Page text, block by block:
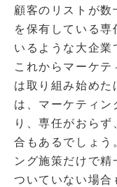
顧客のリストが数
を保有している
いるような大企業
これからマーケ
は取り組み始めた
は、マーケティン
り、専任がおら
合もあるでしょう
ング施策だけで精
ついていない場合